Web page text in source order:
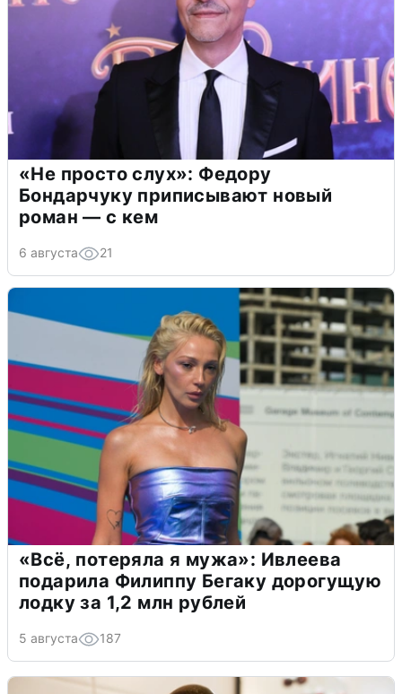
«Не просто слух»: Федору
Бондарчуку приписывают новый
роман — с кем
6 августа 21
«Всё, потеряла я мужа»: Ивлеева
подарила Филиппу Бегаку дорогущую
лодку за 1,2 млн рублей
5 августа 187